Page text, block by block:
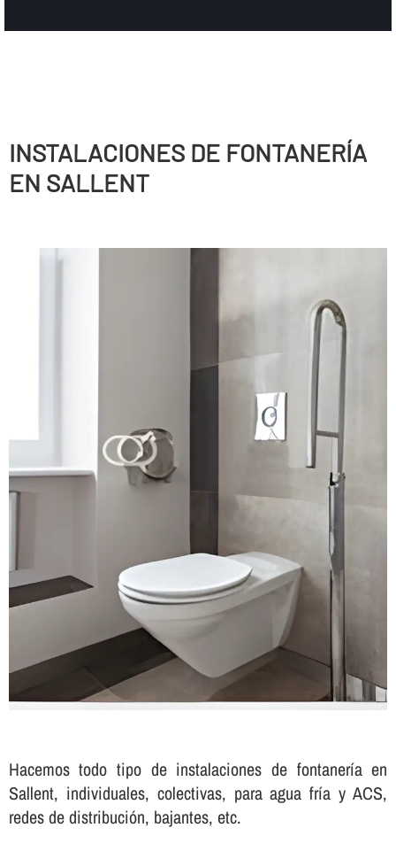
INSTALACIONES DE FONTANERÍ­A
EN SALLENT
Hacemos todo tipo de instalaciones de fontanerí­a en
Sallent, individuales, colectivas, para agua frí­a y ACS,
redes de distribución, bajantes, etc.